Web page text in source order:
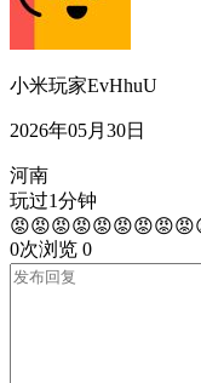
小米玩家EvHhuU
2026年05月30日
河南
玩过1分钟
0次浏览 0